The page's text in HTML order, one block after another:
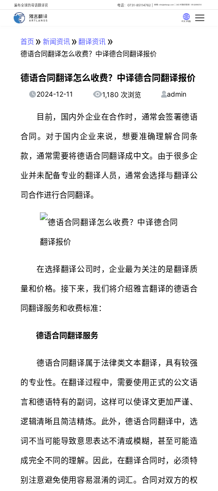
遍布全球的母语翻译官 电话：0731-85114762 邮箱: info@artlangs.com 24小时翻译管家: 18142666316
中文 (中国)
首页 » 新闻资讯» 翻译资讯 »
德语合同翻译怎么收费？中译德合同翻译报价
德语合同翻译怎么收费？中译德合同翻译报价
2024-12-11 1,180 次浏览 admin
目前，国内外企业在合作时，通常会签署德语
合同。对于国内企业来说，想要准确理解合同条
款，通常需要将德语合同翻译成中文。由于很多企
业并未配备专业的翻译人员，通常会选择与翻译公
司合作进行合同翻译。
在选择翻译公司时，企业最为关注的是翻译质
量和价格。接下来，我们将介绍雅言翻译的德语合
同翻译服务和收费标准：
德语合同翻译服务
德语合同翻译属于法律类文本翻译，具有较强
的专业性。在翻译过程中，需要使用正式的公文语
言和德语特有的副词，这样可以使译文更加严谨、
逻辑清晰且简洁精炼。此外，德语合同翻译中，选
词不当可能导致意思表达不清或模糊，甚至可能造
成完全不同的理解。因此，在翻译合同时，必须特
别注意避免使用容易混淆的词汇。合同对双方的权